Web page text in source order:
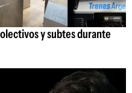
y subtes durante